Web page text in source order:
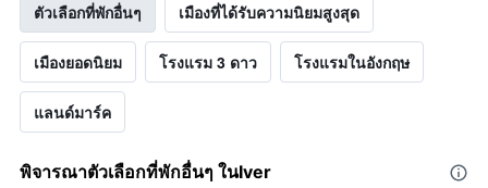
ตัวเลือกที่พักอื่นๆ เมืองที่ได้รับความนิยมสูงสุด
เมืองยอดนิยม โรงแรม 3 ดาว โรงแรมในอังกฤษ
แลนด์มาร์ค
พิจารณาตัวเลือกที่พักอื่นๆ ในIver